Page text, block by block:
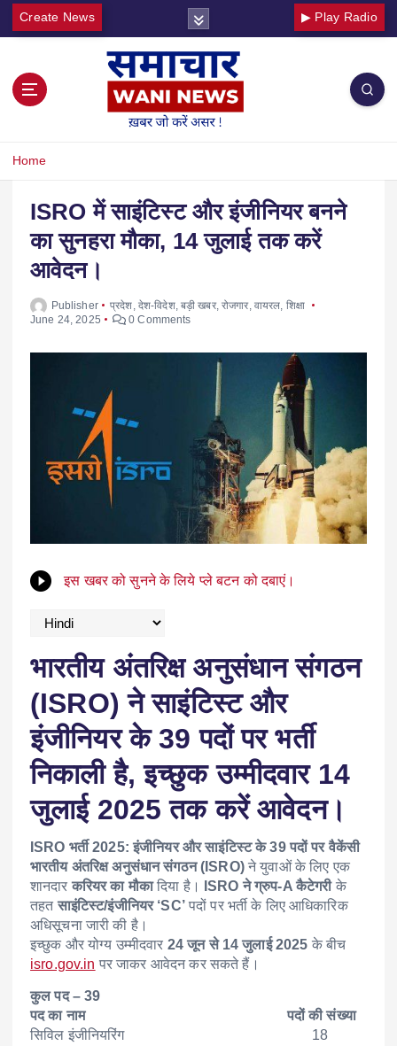
Create News ▶ Play Radio
Home
ISRO में साइंटिस्ट और इंजीनियर बनने
का सुनहरा मौका, 14 जुलाई तक करें
आवेदन।
Publisher प्रदेश देश-विदेश, बड़ी खबर,रोजगार, वायरल शिक्षा
June 24, 2025
0 Comments
इस खबर को सुनने के लिये प्ले बटन को दबाएं।
भारतीय अंतरिक्ष अनुसंधान संगठन
(ISRO) ने साइंटिस्ट और
इंजीनियर के 39 पदों पर भर्ती
निकाली है, इच्छुक उम्मीदवार 14
जुलाई 2025 तक करें आवेदन।
ISRO भर्ती 2025: इंजीनियर और साइंटिस्ट के 39 पदों पर वैकेंसी
भारतीय अंतरिक्ष अनुसंधान संगठन (ISRO)ने युवाओं के लिए एक
शानदारकरियर का मौकादिया है। ISRO ने ग्रुप-A कैटेगरीके
तहतसाइंटिस्ट/इंजीनियर ‘SC’पदों पर भर्ती के लिए आधिकारिक
अधिसूचना जारी की है।
इच्छुक और योग्य उम्मीदवार 24 जून से 14 जुलाई 2025 के बीच
isro.gov.in पर जाकर आवेदन कर सकते हैं।
कुल पद – 39
पद का नाम पदों की संख्या
सिविल इंजीनियरिंग 18